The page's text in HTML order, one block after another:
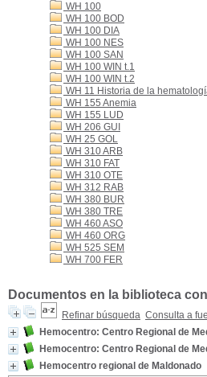
WH 100
WH 100 BOD
WH 100 DIA
WH 100 NES
WH 100 SAN
WH 100 WIN t.1
WH 100 WIN t.2
WH 11 Historia de la
WH 155 Anemia
WH 155 LUD
WH 206 GUI
WH 25 GOL
WH 310 ARB
WH 310 FAT
WH 310 OTE
WH 312 RAB
WH 380 BUR
WH 380 TRE
WH 460 ASO
WH 460 ORG
WH 525 SEM
WH 700 FER
Documentos en la biblioteca
Refinar búsqueda Consulta a
Hemocentro: Centro Regional de
Hemocentro: Centro Regional de
Hemocentro regional de Maldonado